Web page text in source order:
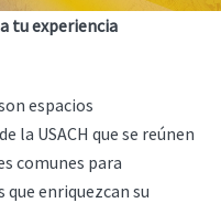
tu experiencia
espacios
la USACH que se reúnen
comunes para
enriquezcan su